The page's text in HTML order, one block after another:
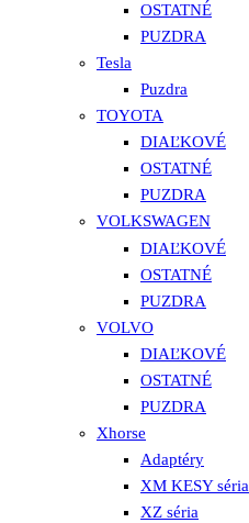
OSTATNÉ
PUZDRA
Tesla
Puzdra
TOYOTA
DIAĽKOVÉ
OSTATNÉ
PUZDRA
VOLKSWAGEN
DIAĽKOVÉ
OSTATNÉ
PUZDRA
VOLVO
DIAĽKOVÉ
OSTATNÉ
PUZDRA
Xhorse
Adaptéry
XM KESY séria
XZ séria